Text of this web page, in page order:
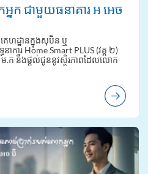
ក ជាមួយធនាគារ អ អេច
េហដ្ឋានក្នុងសុបិន ឬ
ការ Home Smart PLUS (វគ្គ ២)
ម.ក នឹងផ្តល់ជូននូវស្ថិរភាពដែលលោក